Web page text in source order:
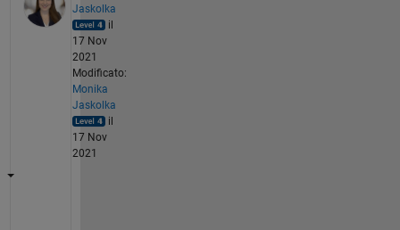
Jaskolka
il
17 Nov
2021
Modificato:
Monika
Jaskolka
il
17 Nov
2021